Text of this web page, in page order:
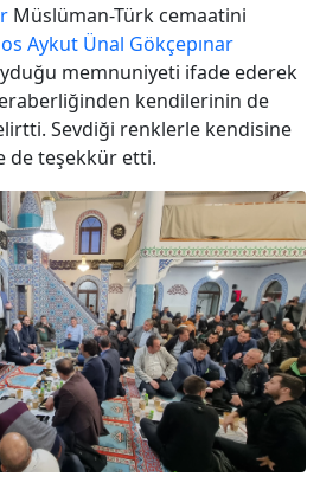
Müslüman-Türk cemaatini
Aykut Ünal Gökçepınar
memnuniyeti ifade ederek
kendilerinin de
Sevdiği renklerle kendisine
de teşekkür etti.